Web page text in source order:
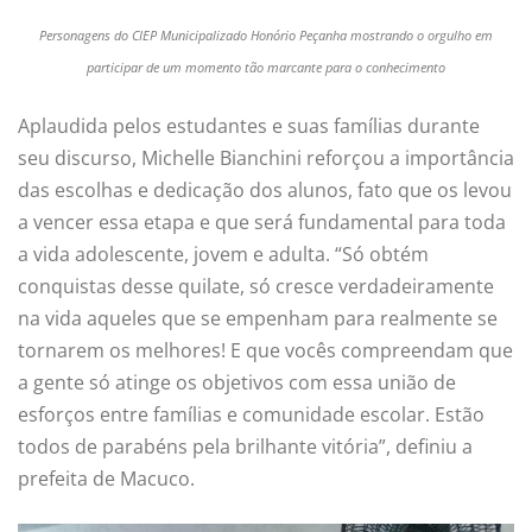
Personagens do CIEP Municipalizado Honório Peçanha mostrando o orgulho em
participar de um momento tão marcante para o conhecimento
Aplaudida pelos estudantes e suas famílias durante
seu discurso, Michelle Bianchini reforçou a importância
das escolhas e dedicação dos alunos, fato que os levou
a vencer essa etapa e que será fundamental para toda
a vida adolescente, jovem e adulta. “Só obtém
conquistas desse quilate, só cresce verdadeiramente
na vida aqueles que se empenham para realmente se
tornarem os melhores! E que vocês compreendam que
a gente só atinge os objetivos com essa união de
esforços entre famílias e comunidade escolar. Estão
todos de parabéns pela brilhante vitória”, definiu a
prefeita de Macuco.